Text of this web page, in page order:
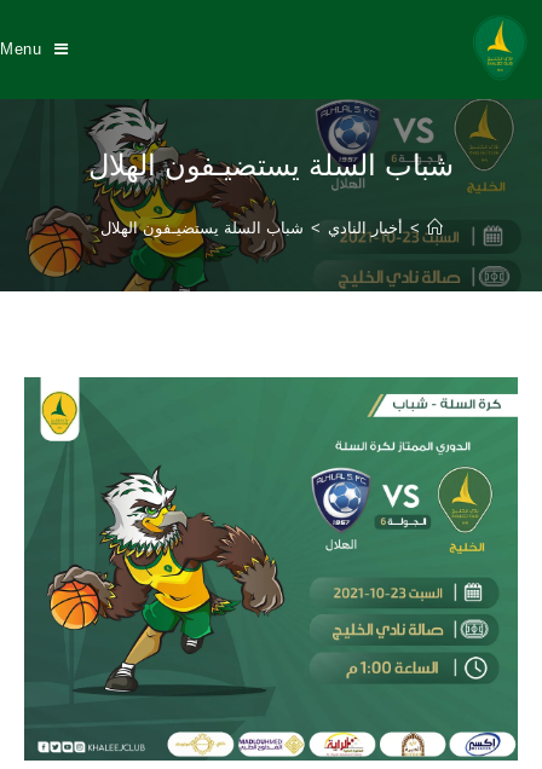
Menu
شباب السلة يستضيـفون الهلال
> أخبار النادي > شباب السلة يستضيـفون الهلال